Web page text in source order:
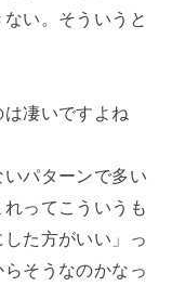
い。そういうと
凄いですよね
いパターンで多い
ってこういうも
た方がいい」っ
そうなのかなっ